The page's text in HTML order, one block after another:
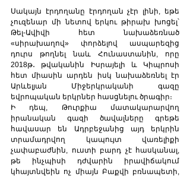
Սակայն էրդողանը էրդողան չէր լինի, եթե
չուզենար մի նետով երկու թիրախ խոցել՝
Թել-Ավիվի հետ նախաձեռնած
«սիրախաղով» փորձելով ասպարեզից
դուրս թողնել նաև Հունաստանին, որը
2018թ․ թվականին Իսրայելի և Կիպրոսի
հետ միասին արդեն իսկ նախաձեռնել էր
Արևելյան Միջերկրականի գազը
եվրոպական երկրներ հասցնելու ծրագիր։
Ի դեպ, Թուրքիա մատակարարվող
իրանական գազի ծավալները գրեթե
հավասար են Ադրբեջանից այդ երկրին
տրամադրվող կապույտ վառելիքի
չափաբաժնին, ուստի բարդ չէ հասկանալ,
թե ինչպիսի դժվարին իրավիճակում
կհայտնվեին ոչ միայն Բաքվի բռնապետի,